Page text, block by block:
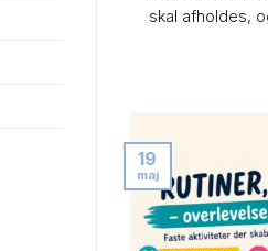
skal afholdes,
19
maj